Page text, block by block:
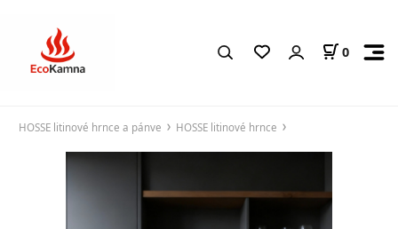
0
HOSSE litinové hrnce a pánve HOSSE litinové hrnce